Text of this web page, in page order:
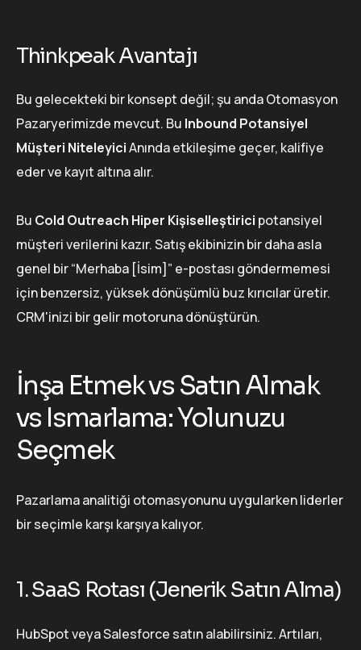
Thinkpeak Avantajı
Bu gelecekteki bir konsept değil; şu anda Otomasyon
Pazaryerimizde mevcut. Bu Inbound Potansiyel
Müşteri NiteleyiciAnında etkileşime geçer, kalifiye
eder ve kayıt altına alır.
Bu Cold Outreach Hiper Kişiselleştirici potansiyel
müşteri verilerini kazır. Satış ekibinizin bir daha asla
genel bir “Merhaba [İsim]” e-postası göndermemesi
için benzersiz, yüksek dönüşümlü buz kırıcılar üretir.
CRM'inizi bir gelir motoruna dönüştürün.
İnşa Etmek vs Satın Almak
vs Ismarlama: Yolunuzu
Seçmek
Pazarlama analitiği otomasyonunu uygularken liderler
bir seçimle karşı karşıya kalıyor.
1. SaaS Rotası (Jenerik Satın Alma)
HubSpot veya Salesforce satın alabilirsiniz. Artıları,